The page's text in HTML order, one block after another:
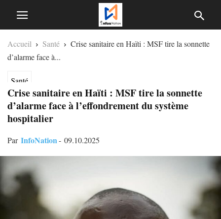
Accueil Santé
Crise sanitaire en Haïti : MSF tire la sonnette
d’alarme face à...
Santé
Crise sanitaire en Haïti : MSF tire la sonnette
d’alarme face à l’effondrement du système
hospitalier
Par InfoNation- 09.10.2025